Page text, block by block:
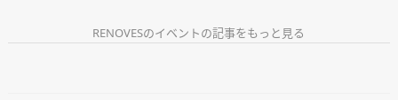
個別相談
RENOVESのイベントの記事をもっと見る